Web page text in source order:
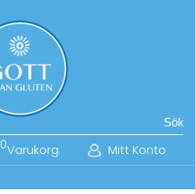
Sök
Varukorg
0 Mitt Konto